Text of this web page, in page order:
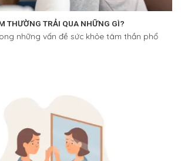
THƯỜNG TRẢI QUA NHỮNG GÌ?
những vấn đề sức khỏe tâm thần phổ